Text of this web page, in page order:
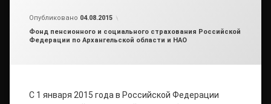
Опубликовано 04.08.2015
Рубрики:
Фонд пенсионного и социального страхования Российской
Федерации по Архангельской области и НАО
С 1 января 2015 года в Российской Федерации